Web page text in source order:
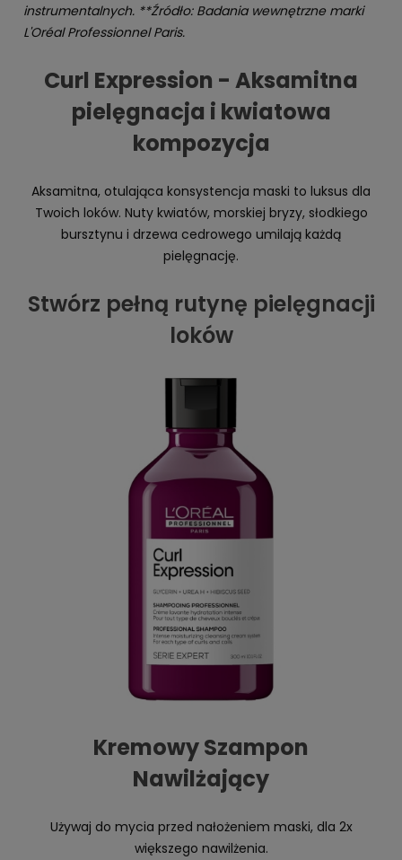
instrumentalnych. **Źródło: Badania wewnętrzne marki
L'Oréal Professionnel Paris.
Curl Expression - Aksamitna
pielęgnacja i kwiatowa
kompozycja
Aksamitna, otulająca konsystencja maski to luksus dla
Twoich loków. Nuty kwiatów, morskiej bryzy, słodkiego
bursztynu i drzewa cedrowego umilają każdą
pielęgnację.
Stwórz pełną rutynę pielęgnacji
loków
Kremowy Szampon
Nawilżający
Używaj do mycia przed nałożeniem maski, dla 2x
większego nawilżenia.